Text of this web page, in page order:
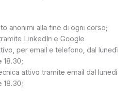
anonimi alla fine di ogni corso;
LinkedIn e Google
per email e telefono, dal lunedì
18.30;
attivo tramite email dal lunedì
18.30;